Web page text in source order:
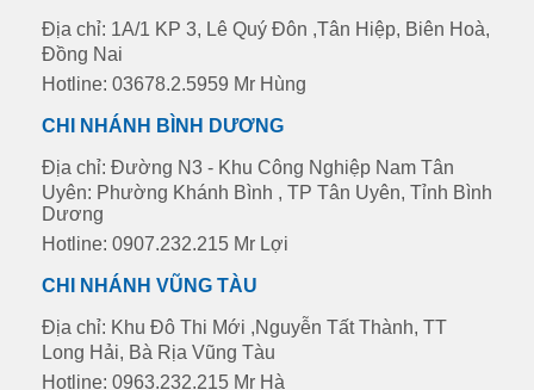
Địa chỉ: 1A/1 KP 3, Lê Quý Đôn ,Tân Hiệp, Biên Hoà,
Đồng Nai
Hotline: 03678.2.5959 Mr Hùng
CHI NHÁNH BÌNH DƯƠNG
Địa chỉ: Đường N3 - Khu Công Nghiệp Nam Tân
Uyên: Phường Khánh Bình , TP Tân Uyên, Tỉnh Bình
Dương
Hotline: 0907.232.215 Mr Lợi
CHI NHÁNH VŨNG TÀU
Địa chỉ: Khu Đô Thi Mới ,Nguyễn Tất Thành, TT
Long Hải, Bà Rịa Vũng Tàu
Hotline: 0963.232.215 Mr Hà